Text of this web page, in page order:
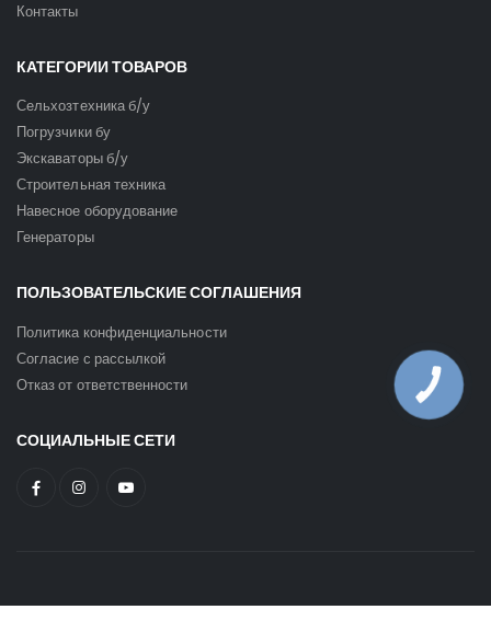
Контакты
КАТЕГОРИИ ТОВАРОВ
Сельхозтехника б/у
Погрузчики бу
Экскаваторы б/у
Строительная техника
Навесное оборудование
Генераторы
ПОЛЬЗОВАТЕЛЬСКИЕ СОГЛАШЕНИЯ
Политика конфиденциальности
Согласие с рассылкой
Отказ от ответственности
СОЦИАЛЬНЫЕ СЕТИ
КНОПКА
ЗВ'ЯЗКУ